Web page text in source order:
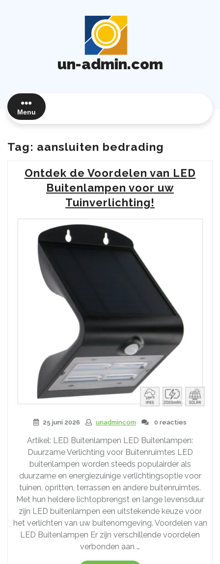
un-admin.com
Menu
Tag: aansluiten bedrading
Ontdek de Voordelen van LED
Buitenlampen voor uw
Tuinverlichting!
25 juni 2026 unadmincom 0 reacties
Artikel: LED Buitenlampen LED Buitenlampen:
Duurzame Verlichting voor Buitenruimtes LED
buitenlampen worden steeds populairder als
duurzame en energiezuinige verlichtingsoptie voor
tuinen, opritten, terrassen en andere buitenruimtes.
Met hun heldere lichtopbrengst en lange levensduur
zijn LED buitenlampen een uitstekende keuze voor
het verlichten van uw buitenomgeving. Voordelen van
LED Buitenlampen Er zijn verschillende voordelen
verbonden aan …